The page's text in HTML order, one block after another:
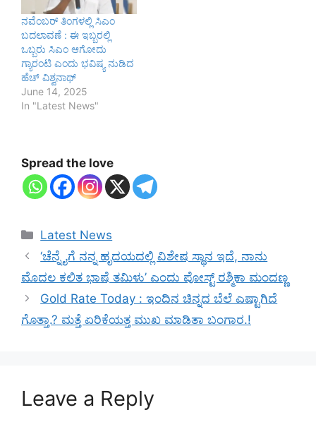
ನವೆಂಬರ್ ತಿಂಗಳಲ್ಲಿ ಸಿಎಂ
ಬದಲಾವಣೆ : ಈ ಇಬ್ಬರಲ್ಲಿ
ಒಬ್ಬರು ಸಿಎಂ ಆಗೋದು
ಗ್ಯಾರಂಟಿ ಎಂದು ಭವಿಷ್ಯ ನುಡಿದ
ಹೆಚ್ ವಿಶ್ವನಾಥ್
June 14, 2025
In "Latest News"
Spread the love
Categories
Latest News
‘ಚೆನ್ನೈಗೆ ನನ್ನ ಹೃದಯದಲ್ಲಿ ವಿಶೇಷ ಸ್ಥಾನ ಇದೆ, ನಾನು
ಮೊದಲ ಕಲಿತ ಭಾಷೆ ತಮಿಳು’ ಎಂದು ಪೋಸ್ಟ್ ರಶ್ಮಿಕಾ ಮಂದಣ್ಣ
Gold Rate Today : ಇಂದಿನ ಚಿನ್ನದ ಬೆಲೆ ಎಷ್ಟಾಗಿದೆ
ಗೊತ್ತಾ.? ಮತ್ತೆ ಏರಿಕೆಯತ್ತ ಮುಖ ಮಾಡಿತಾ ಬಂಗಾರ.!
Leave a Reply